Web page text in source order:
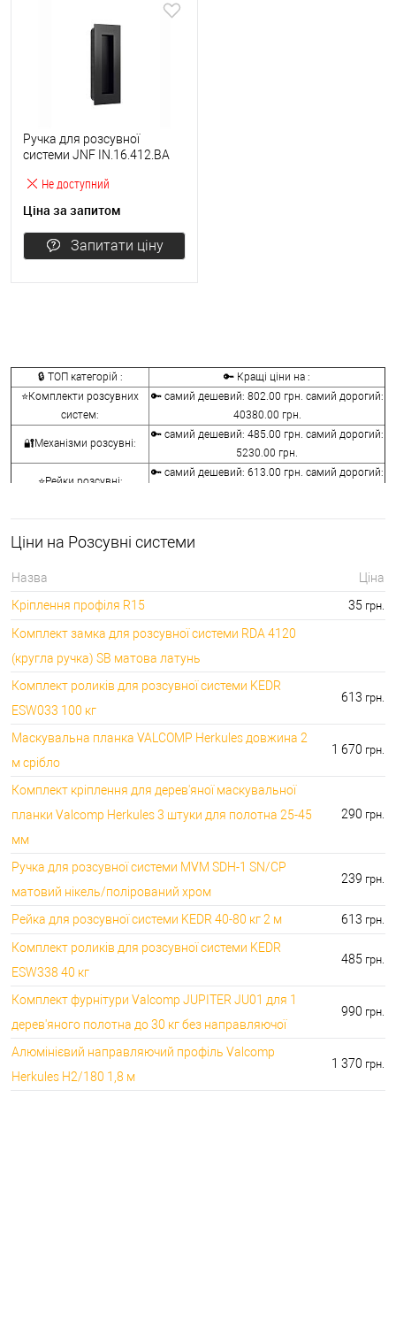
Не доступний
Ручка для розсувної
системи JNF IN.16.412.BA
Ціна за запитом
Запитати ціну
🔒 ТОП категорій :
🔑 Кращі ціни на :
⭐Комплекти розсувних
систем:
🔑 самий дешевий: 802.00 грн. самий дорогий:
40380.00 грн.
🔐Механізми розсувні:
🔑 самий дешевий: 485.00 грн. самий дорогий:
5230.00 грн.
⭐Рейки розсувні:
🔑 самий дешевий: 613.00 грн. самий дорогий:
🔐Ручки розсувні:
🔑 самий дешевий: 165.00 грн. самий дорогий:
розсувних систем:
🔑 самий дешевий: 30.00 грн. самий дорогий:
Ціни на Розсувні системи
Назва
Ціна
Кріплення профіля R15
35 грн.
Комплект замка для розсувної системи RDA 4120
(кругла ручка) SB матова латунь
Комплект роликів для розсувної системи KEDR
ESW033 100 кг
613 грн.
Маскувальна планка VALCOMP Herkules довжина 2
м срібло
1 670 грн.
Комплект кріплення для дерев'яної маскувальної
планки Valcomp Herkules 3 штуки для полотна 25-45
мм
290 грн.
Ручка для розсувної системи MVM SDH-1 SN/CP
матовий нікель/полірований хром
239 грн.
Рейка для розсувної системи KEDR 40-80 кг 2 м 613 грн.
Комплект роликів для розсувної системи KEDR
ESW338 40 кг
485 грн.
Комплект фурнітури Valcomp JUPITER JU01 для 1
дерев'яного полотна до 30 кг без направляючої
990 грн.
Алюмінієвий направляючий профіль Valcomp
Herkules H2/180 1,8 м
1 370 грн.